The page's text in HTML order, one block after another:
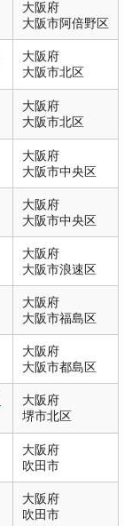
大阪府
大阪市阿倍野区
大阪府
大阪市北区
大阪府
大阪市北区
大阪府
大阪市中央区
大阪府
大阪市中央区
大阪府
大阪市浪速区
大阪府
大阪市福島区
大阪府
大阪市都島区
大阪府
堺市北区
大阪府
吹田市
大阪府
吹田市